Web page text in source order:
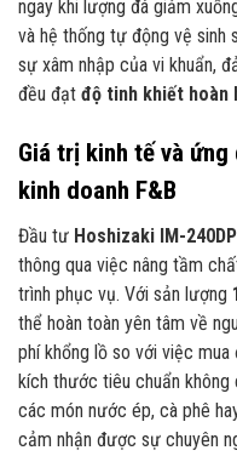
ngay khi lượng đá giảm
và hệ thống tự động vệ sinh
sự xâm nhập của vi khuẩn,
đều đạt độ tinh khiết hoàn
Giá trị kinh tế và
kinh doanh F&B
Đầu tư Hoshizaki IM-
thông qua việc nâng tầm
trình phục vụ. Với sản lượng
thể hoàn toàn yên tâm về
phí khổng lồ so với việc mua
kích thước tiêu chuẩn
các món nước ép, cà phê
cảm nhận được sự chuyên